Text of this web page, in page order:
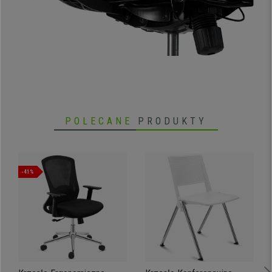
Ergonomiczne siedzisko z regulacją głębokości
• Doskonała jakość, z podstawą ze stali chromowanej
POLECANE PRODUKTY
-41%